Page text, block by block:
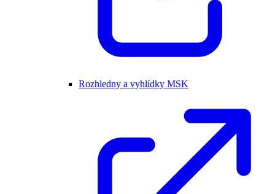
Rozhledny a vyhlídky MSK